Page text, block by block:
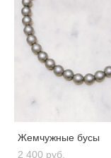
Жемчужные бусы
2 400 pуб.